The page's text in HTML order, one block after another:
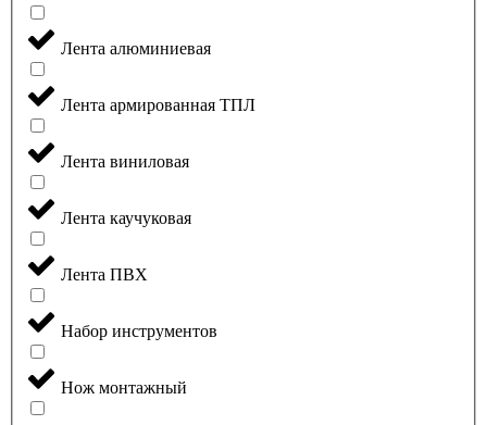
Лента алюминиевая
Лента армированная ТПЛ
Лента виниловая
Лента каучуковая
Лента ПВХ
Набор инструментов
Нож монтажный